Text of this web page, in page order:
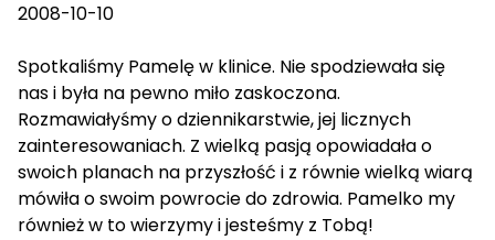
2008-10-10
Spotkaliśmy Pamelę w klinice. Nie spodziewała się
nas i była na pewno miło zaskoczona.
Rozmawiałyśmy o dziennikarstwie, jej licznych
zainteresowaniach. Z wielką pasją opowiadała o
swoich planach na przyszłość i z równie wielką wiarą
mówiła o swoim powrocie do zdrowia. Pamelko my
również w to wierzymy i jesteśmy z Tobą!